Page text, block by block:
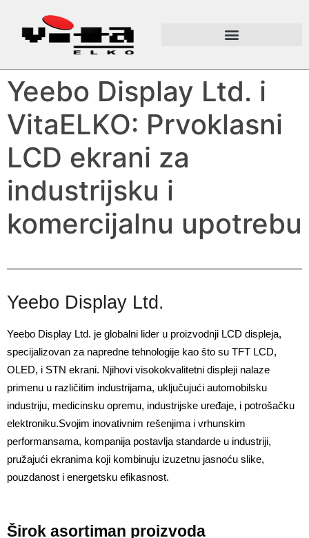
Yeebo Display Ltd. i
VitaELKO: Prvoklasni
LCD ekrani za
industrijsku i
komercijalnu upotrebu
Yeebo Display Ltd.
Yeebo Display Ltd. je globalni lider u proizvodnji LCD displeja,
specijalizovan za napredne tehnologije kao što su TFT LCD,
OLED, i STN ekrani. Njihovi visokokvalitetni displeji nalaze
primenu u različitim industrijama, uključujući automobilsku
industriju, medicinsku opremu, industrijske uređaje, i potrošačku
elektroniku.Svojim inovativnim rešenjima i vrhunskim
performansama, kompanija postavlja standarde u industriji,
pružajući ekranima koji kombinuju izuzetnu jasnoću slike,
pouzdanost i energetsku efikasnost.
Širok asortiman proizvoda